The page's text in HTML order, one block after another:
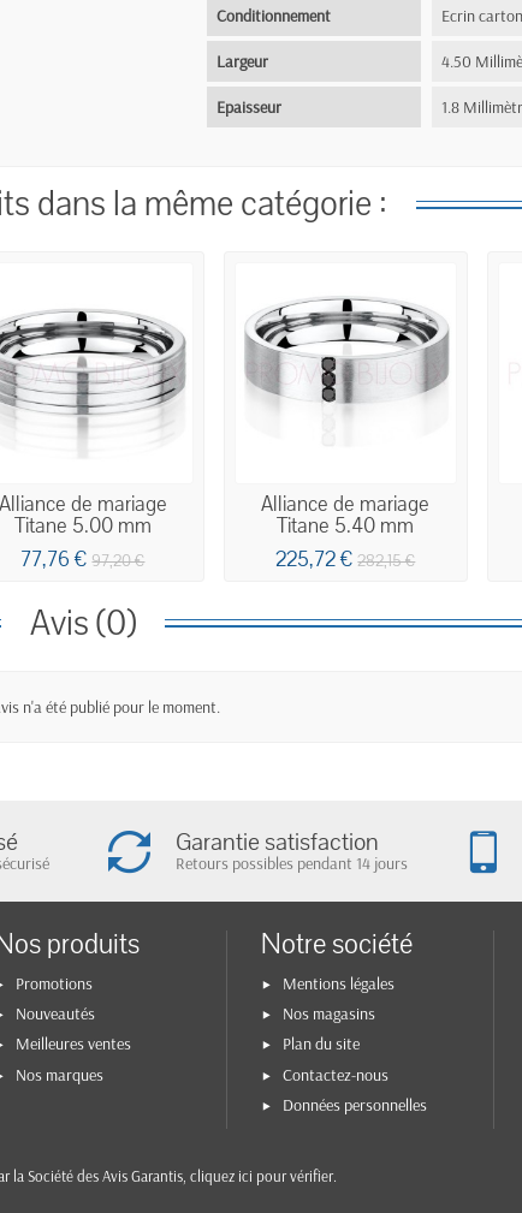
Conditionnement Ecrin
Largeur 4.50
Epaisseur 1.8
dans la même catégorie :
Alliance de mariage
Titane 5.00 mm
77,76 € 97,20 €
Alliance de mariage
Titane 5.40 mm
225,72 € 282,15 €
Avis (0)
n'a été publié pour le moment.
Garantie satisfaction
Retours possibles pendant 14 jours
produits
Promotions
Nouveautés
Meilleures ventes
Nos marques
Notre société
Mentions légales
Nos magasins
Plan du site
Contactez-nous
Données personnelles
la Société des Avis Garantis, cliquez ici pour vérifier